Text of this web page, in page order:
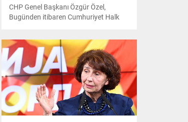
CHP Genel Başkanı Özgür Özel,
Bugünden itibaren Cumhuriyet Halk
çıkıyor, sahaya gidiyor. Ülkenin
yerleşmiş, kronikleşmiş, insanları
canından bezdirmiş sorunlarına hangi
çözümleri üreteceğini, bu ülkeyi nasıl
yöneteceğini, yoksulluğu ve işsizliği
nasıl yok edeceğini, asık suratları nasıl
güldüreceğini, umutsuzluğun yerini
umuda nasıl çevireceğini...